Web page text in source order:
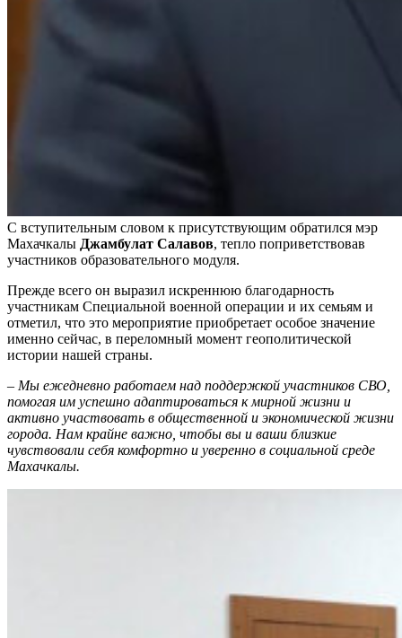
С вступительным словом к присутствующим обратился мэр
Махачкалы Джамбулат Салавов, тепло поприветствовав
участников образовательного модуля.
Прежде всего он выразил искреннюю благодарность
участникам Специальной военной операции и их семьям и
отметил, что это мероприятие приобретает особое значение
именно сейчас, в переломный момент геополитической
истории нашей страны.
– Мы ежедневно работаем над поддержкой участников СВО,
помогая им успешно адаптироваться к мирной жизни и
активно участвовать в общественной и экономической жизни
города. Нам крайне важно, чтобы вы и ваши близкие
чувствовали себя комфортно и уверенно в социальной среде
Махачкалы.